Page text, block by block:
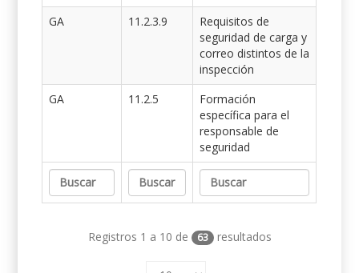
GA
11.2.3.9
Requisitos de
seguridad de carga y
correo distintos de la
inspección
GA
11.2.5
Formación
específica para el
responsable de
seguridad
Registros 1 a 10 de 63 resultados